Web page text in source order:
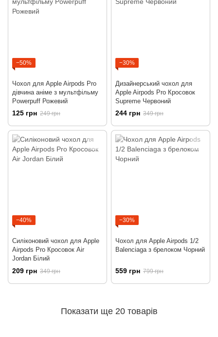
−50%
Чохол для Apple Airpods Pro
дівчина аніме з мультфільму
Powerpuff Рожевий
125 грн 249 грн
−30%
Дизайнерський чохол для
Apple Airpods Pro Кросовок
Supreme Червоний
244 грн 349 грн
−40%
Силіконовий чохол для Apple
Airpods Pro Кросовок Air
Jordan Білий
209 грн 349 грн
−30%
Чохол для Apple Airpods 1/2
Balenciaga з брелоком Чорний
559 грн 799 грн
Показати ще 20 товарів